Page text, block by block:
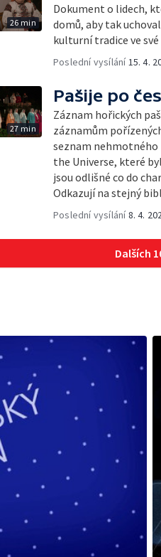
26 min
Dokument o lidech,
domů, aby tak
kulturní tradice ve své
Poslední vysílání 15. 4.
27 min
Pašije po
Záznam hořických
záznamům
seznam nehmotného
the Universe, které
jsou odlišné co do
Odkazují na stejný
Poslední vysílání8. 4.
Dalších